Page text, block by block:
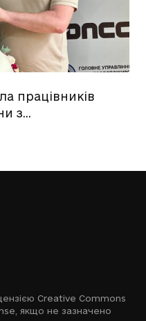
працівників
з…
Creative Commons
, якщо не зазначено